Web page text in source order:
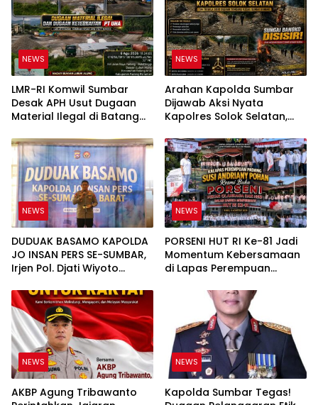
NEWS
LMR-RI Komwil Sumbar
Desak APH Usut Dugaan
Material Ilegal di Batang
PT UHA Diminta Diselidiki
Tuntas
NEWS
Arahan Kapolda Sumbar
Dijawab Aksi Nyata
Kapolres Solok Selatan,
Bukan Sekadar Slogan
NEWS
DUDUAK BASAMO KAPOLDA
JO INSAN PERS SE-SUMBAR,
Irjen Pol. Djati Wiyoto
Ruang bagi Pelanggar
Hukum di Internal Polri
NEWS
PORSENI HUT RI Ke-81 Jadi
Momentum Kebersamaan
di Lapas Perempuan
NEWS
AKBP Agung Tribawanto
NEWS
Kapolda Sumbar Tegas!